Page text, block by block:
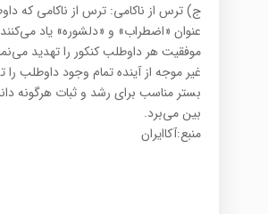
ج) ترس از ناکامی: ترس از ناکامی که
عنوان «اضطراب» و «دلشوره» یاد
موفقیت هر داوطلب کنکور را تهدید
غیر موجه از آینده تمام وجود داوطلب
بستر مناسب برای رشد و ثبات هرگونه
بین می‌برد.
منبع:آکاایران